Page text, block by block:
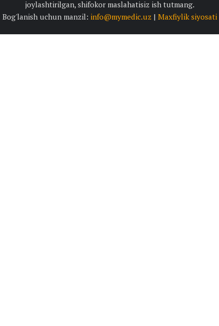
joylashtirilgan, shifokor maslahatisiz ish tutmang.
Bog'lanish uchun manzil: info@mymedic.uz | Maxfiylik siyosati